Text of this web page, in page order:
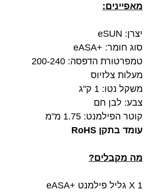
מאפיינים:
יצרן: eSUN
סוג חומר: +eASA
טמפרטורת הדפסה: 200-240
מעלות צלזיוס
משקל נטו: 1 ק"ג
צבע: לבן חם
קוטר הפילמנט: 1.75 מ"מ
עומד בתקן RoHS
מה מקבלים?
1 X גליל פילמנט +eASA